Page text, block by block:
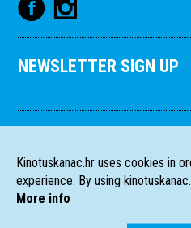
NEWSLETTER SIGN UP
Kinotuskanac.hr uses cookies in
experience. By using
More info